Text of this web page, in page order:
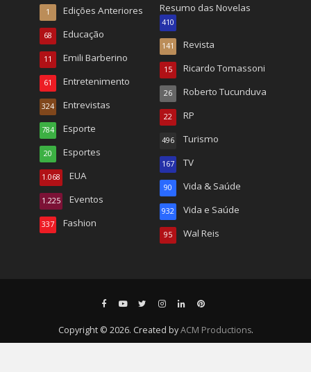
Edições Anteriores
1
Educação
68
Emili Barberino
11
Entretenimento
61
Entrevistas
324
Esporte
784
Esportes
20
EUA
1.068
Eventos
1.225
Fashion
337
Resumo das Novelas
410
Revista
141
Ricardo Tomassoni
15
Roberto Tucunduva
26
RP
22
Turismo
496
TV
167
Vida & Saúde
90
Vida e Saúde
932
Wal Reis
95
Copyright © 2026. Created byACM Productions.